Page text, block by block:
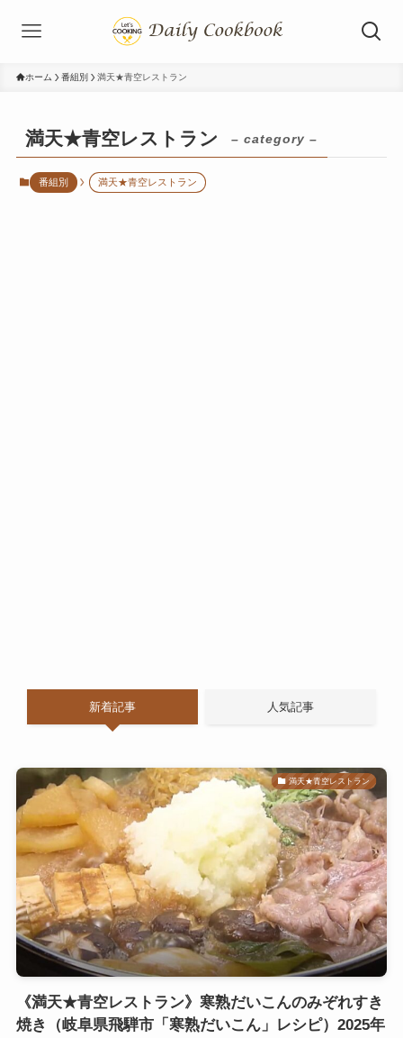
ホーム 番組別 満天★青空レストラン
満天★青空レストラン – category –
番組別 満天★青空レストラン
新着記事 人気記事
満天★青空レストラン
《満天★青空レストラン》寒熟だいこんのみぞれすき
焼き（岐阜県飛騨市「寒熟だいこん」レシピ）2025年